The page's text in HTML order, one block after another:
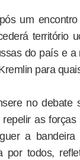
um
território
do país e
para
no debate
as
a
por todos,